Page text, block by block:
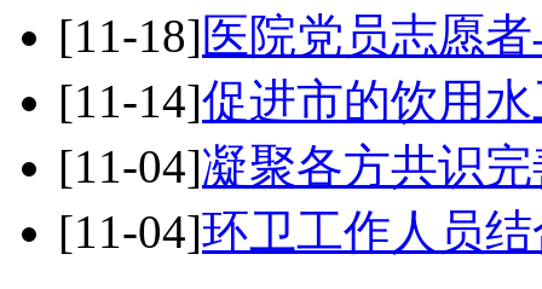
[11-18]医院党员志愿
[11-14]促进市的饮用
[11-04]凝聚各方共识
[11-04]环卫工作人员